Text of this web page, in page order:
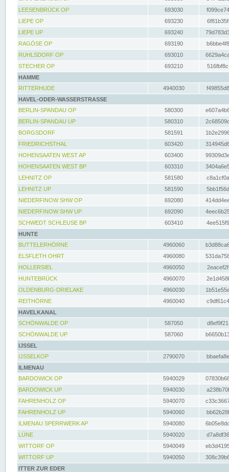
LEESENBRÜCK OP
693030
LIEPE OP
693230
LIEPE UP
693240
RAGÖSE OP
693190
RUHLSDORF OP
693010
STECHER OP
693210
HAMME
RITTERHUDE
4940030
HAVEL-ODER-WASSERSTRASSE
BERLIN-SPANDAU OP
580300
BERLIN-SPANDAU UP
580310
BORGSDORF
581591
FRIEDRICHSTHAL
603420
HOHENSAATEN WEST AP
603400
HOHENSAATEN WEST BP
603310
LEHNITZ OP
581580
LEHNITZ UP
581590
NIEDERFINOW SHW OP
692080
NIEDERFINOW SHW UP
692090
SCHWEDT SCHLEUSE BP
603410
HUNTE
BUTTELERHÖRNE
4960060
ELSFLETH OHRT
4960080
HOLLERSIEL
4960050
HUNTEBRÜCK
4960070
OLDENBURG-DRIELAKE
4960030
REITHÖRNE
4960040
HAVELKANAL
SCHÖNWALDE OP
587050
SCHÖNWALDE UP
587060
IJSSEL
IJSSELKOP
2790070
ILMENAU
BARDOWICK OP
5940029
BARDOWICK UP
5940030
FAHRENHOLZ OP
5940070
FAHRENHOLZ UP
5940060
ILMENAU SPERRWERK AP
5940080
LÜNE
5940020
WITTORF OP
5940049
WITTORF UP
5940050
ITTER ZUR EDER